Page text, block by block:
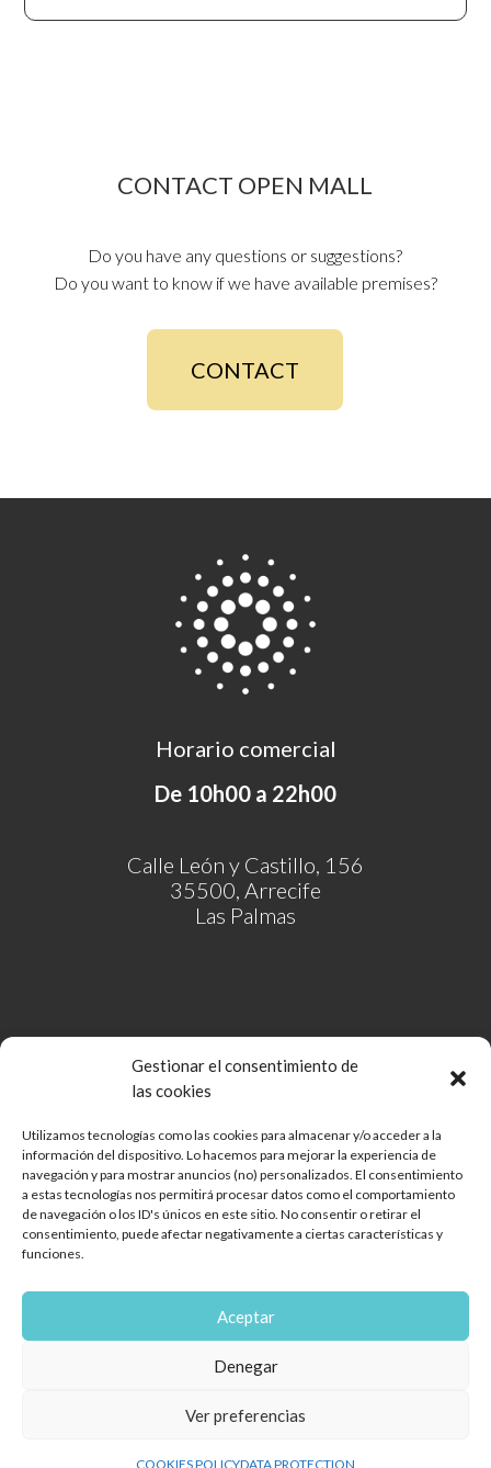
Gestionar el consentimiento de
las cookies
Utilizamos tecnologías como las cookies para almacenar y/o acceder a la
información del dispositivo. Lo hacemos para mejorar la experiencia de
navegación y para mostrar anuncios (no) personalizados. El consentimiento
a estas tecnologías nos permitirá procesar datos como el comportamiento
de navegación o los ID's únicos en este sitio. No consentir o retirar el
consentimiento, puede afectar negativamente a ciertas características y
funciones.
Aceptar
Denegar
Ver preferencias
COOKIES POLICYDATA PROTECTION
CONTACT OPEN MALL
Do you have any questions or suggestions?
Do you want to know if we have available premises?
CONTACT
Horario comercial
De 10h00 a 22h00
Calle León y Castillo, 156
35500, Arrecife
Las Palmas
Comunidad de Bienes Open Mall Lanzarote CB
Aviso legal
Política de cookies
Protección de Datos
Diseño web